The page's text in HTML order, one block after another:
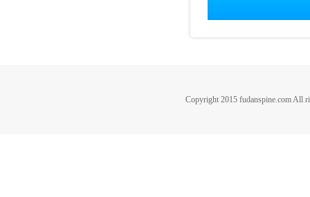
Copyright 2015 fudanspine.com